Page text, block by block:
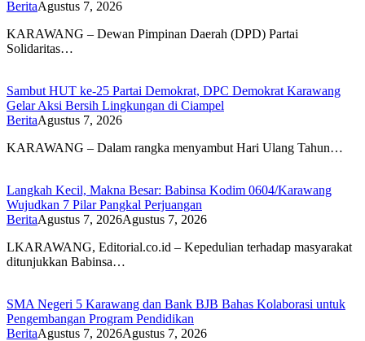
BeritaAgustus 7, 2026
KARAWANG – Dewan Pimpinan Daerah (DPD) Partai
Solidaritas…
Sambut HUT ke-25 Partai Demokrat, DPC Demokrat Karawang
Gelar Aksi Bersih Lingkungan di Ciampel
BeritaAgustus 7, 2026
KARAWANG – Dalam rangka menyambut Hari Ulang Tahun…
Langkah Kecil, Makna Besar: Babinsa Kodim 0604/Karawang
Wujudkan 7 Pilar Pangkal Perjuangan
BeritaAgustus 7, 2026Agustus 7, 2026
LKARAWANG, Editorial.co.id – Kepedulian terhadap masyarakat
ditunjukkan Babinsa…
SMA Negeri 5 Karawang dan Bank BJB Bahas Kolaborasi untuk
Pengembangan Program Pendidikan
BeritaAgustus 7, 2026Agustus 7, 2026